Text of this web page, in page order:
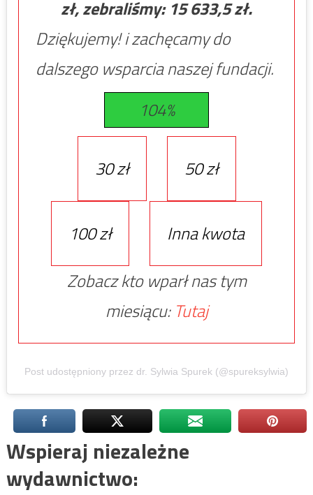
zł, zebraliśmy: 15 633,5zł.
Dziękujemy! i zachęcamy do
dalszego wsparcia naszej fundacji.
104%
30 zł 50 zł
100 zł
Inna kwota
Zobacz kto wparł nas tym
miesiącu: Tutaj
Post udostępniony przez dr. Sylwia Spurek (@spureksylwia)
Wspieraj niezależne
wydawnictwo: